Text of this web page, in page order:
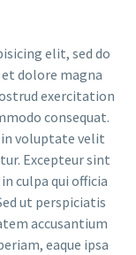
elit, sed do
dolore magna
exercitation
consequat.
voluptate velit
Excepteur sint
culpa qui officia
ut perspiciatis
accusantium
eaque ipsa